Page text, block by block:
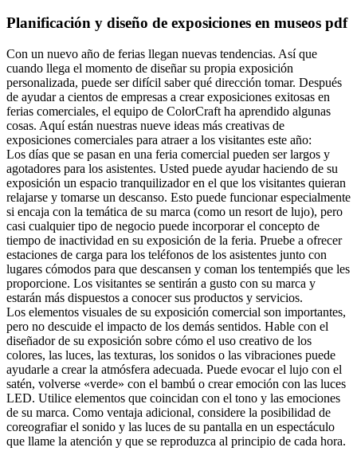
Planificación y diseño de exposiciones en museos pdf
Con un nuevo año de ferias llegan nuevas tendencias. Así que
cuando llega el momento de diseñar su propia exposición
personalizada, puede ser difícil saber qué dirección tomar. Después
de ayudar a cientos de empresas a crear exposiciones exitosas en
ferias comerciales, el equipo de ColorCraft ha aprendido algunas
cosas. Aquí están nuestras nueve ideas más creativas de
exposiciones comerciales para atraer a los visitantes este año:
Los días que se pasan en una feria comercial pueden ser largos y
agotadores para los asistentes. Usted puede ayudar haciendo de su
exposición un espacio tranquilizador en el que los visitantes quieran
relajarse y tomarse un descanso. Esto puede funcionar especialmente
si encaja con la temática de su marca (como un resort de lujo), pero
casi cualquier tipo de negocio puede incorporar el concepto de
tiempo de inactividad en su exposición de la feria. Pruebe a ofrecer
estaciones de carga para los teléfonos de los asistentes junto con
lugares cómodos para que descansen y coman los tentempiés que les
proporcione. Los visitantes se sentirán a gusto con su marca y
estarán más dispuestos a conocer sus productos y servicios.
Los elementos visuales de su exposición comercial son importantes,
pero no descuide el impacto de los demás sentidos. Hable con el
diseñador de su exposición sobre cómo el uso creativo de los
colores, las luces, las texturas, los sonidos o las vibraciones puede
ayudarle a crear la atmósfera adecuada. Puede evocar el lujo con el
satén, volverse «verde» con el bambú o crear emoción con las luces
LED. Utilice elementos que coincidan con el tono y las emociones
de su marca. Como ventaja adicional, considere la posibilidad de
coreografiar el sonido y las luces de su pantalla en un espectáculo
que llame la atención y que se reproduzca al principio de cada hora.